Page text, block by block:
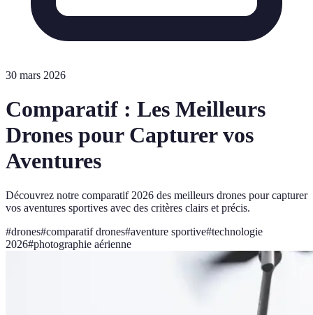
30 mars 2026
Comparatif : Les Meilleurs
Drones pour Capturer vos
Aventures
Découvrez notre comparatif 2026 des meilleurs drones pour capturer
vos aventures sportives avec des critères clairs et précis.
#drones#comparatif drones#aventure sportive#technologie
2026#photographie aérienne